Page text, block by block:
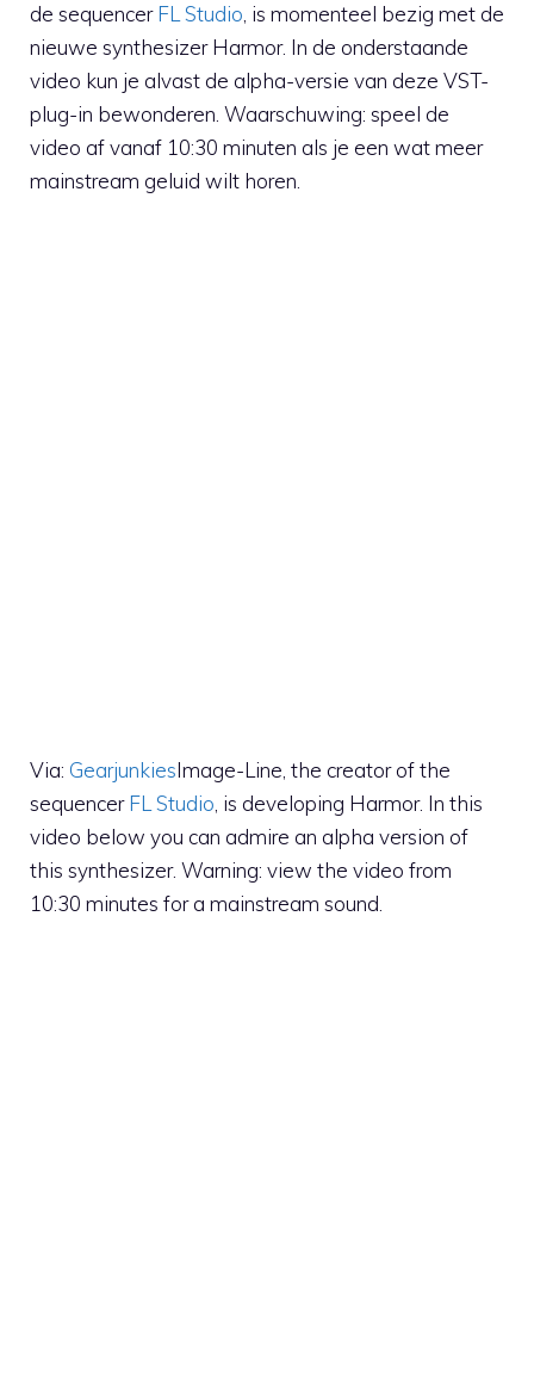
de sequencerFL Studio, is momenteel bezig met de
nieuwe synthesizer Harmor. In de onderstaande
video kun je alvast de alpha-versie van deze VST-
plug-in bewonderen. Waarschuwing: speel de
video af vanaf 10:30 minuten als je een wat meer
mainstream geluid wilt horen.
Via: GearjunkiesImage-Line, the creator of the
sequencerFL Studio, is developing Harmor. In this
video below you can admire an alpha version of
this synthesizer. Warning: view the video from
10:30 minutes for a mainstream sound.